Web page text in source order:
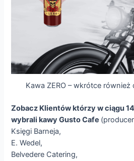
Kawa ZERO – wkrótce
Zobacz Klientów którzy w ciągu
wybrali kawy Gusto Cafe
Księgi Barneja,
E. Wedel,
Belvedere Catering,